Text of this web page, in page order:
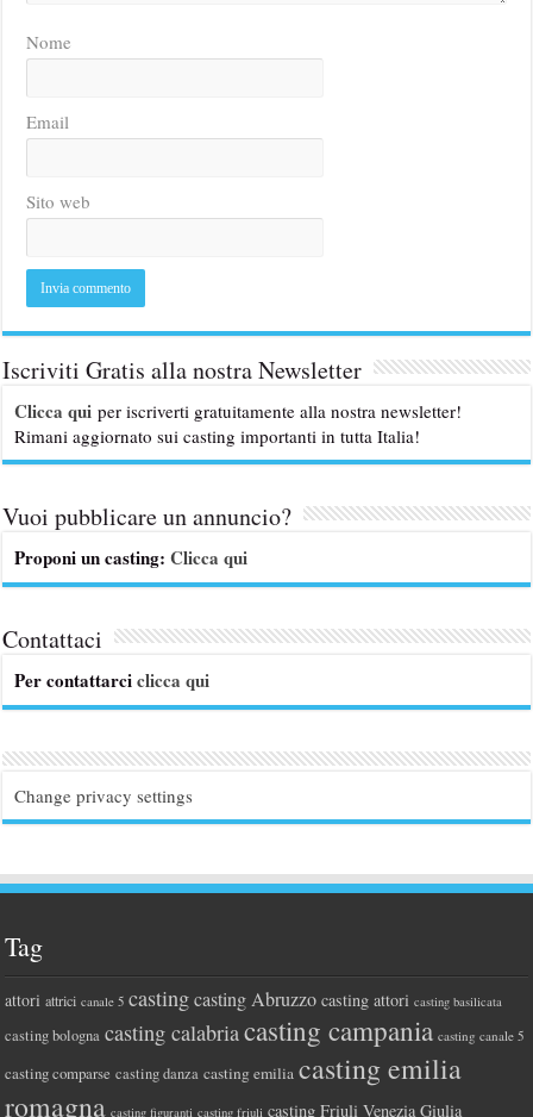
Nome
Email
Sito web
Iscriviti Gratis alla nostra Newsletter
Clicca qui per iscriverti gratuitamente alla nostra newsletter!
Rimani aggiornato sui casting importanti in tutta Italia!
Vuoi pubblicare un annuncio?
Proponi un casting:Clicca qui
Contattaci
Per contattarciclicca qui
Change privacy settings
Tag
attori attrici canale 5 casting casting Abruzzo casting attori casting basilicata
casting bologna casting calabriacasting campania casting canale 5
casting comparse casting danza casting emilia casting emilia
romagna casting figuranti casting friuli casting Friuli Venezia Giulia